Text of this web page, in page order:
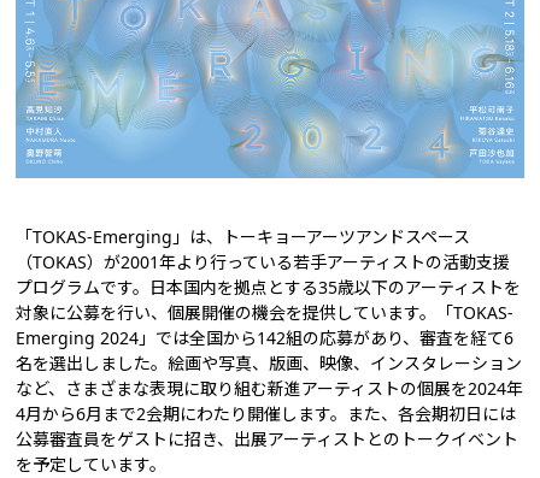
「TOKAS-Emerging」は、トーキョーアーツアンドスペース
（TOKAS）が2001年より行っている若手アーティストの活動支援
プログラムです。日本国内を拠点とする35歳以下のアーティストを
対象に公募を行い、個展開催の機会を提供しています。「TOKAS-
Emerging 2024」では全国から142組の応募があり、審査を経て6
名を選出しました。絵画や写真、版画、映像、インスタレーション
など、さまざまな表現に取り組む新進アーティストの個展を2024年
4月から6月まで2会期にわたり開催します。また、各会期初日には
公募審査員をゲストに招き、出展アーティストとのトークイベント
を予定しています。